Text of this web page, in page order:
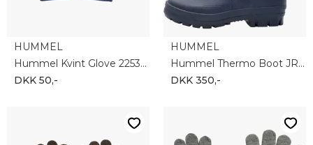
HUMMEL
Hummel Kvint Glove 225317-7050
DKK 50,-
HUMMEL
Hummel Thermo Boot JR 206869-1009
DKK 350,-